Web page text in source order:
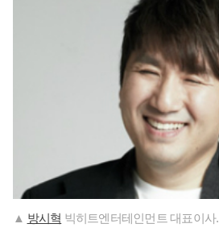
▲ 방시혁 빅히트엔터테인먼트 대표이사.